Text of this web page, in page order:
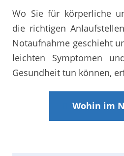
Wo Sie für körperliche
die richtigen
Notaufnahme geschieht
leichten Symptomen
Gesundheit tun können,
Wohin im